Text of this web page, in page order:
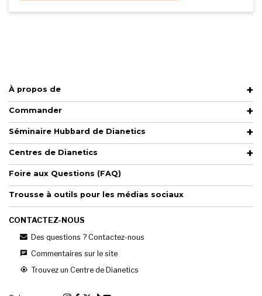
À propos de
Commander
Séminaire Hubbard de Dianetics
Centres de Dianetics
Foire aux Questions (FAQ)
Trousse à outils pour les médias sociaux
CONTACTEZ-NOUS
Des questions ? Contactez-nous
Commentaires sur le site
Trouvez un Centre de Dianetics